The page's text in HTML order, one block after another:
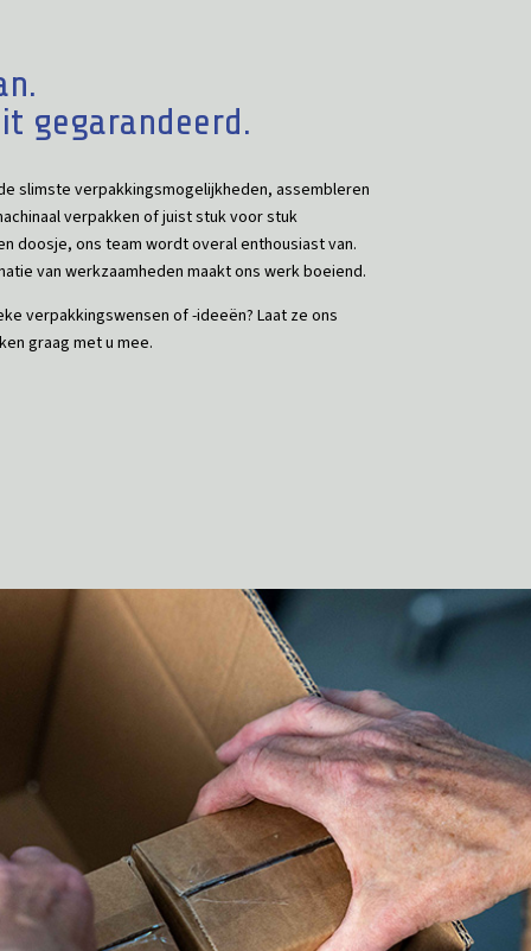
gegarandeerd.
slimste verpakkingsmogelijkheden, assembleren
verpakken of juist stuk voor stuk
doosje, ons team wordt overal enthousiast van.
van werkzaamheden maakt ons werk boeiend.
verpakkingswensen of -ideeën? Laat ze ons
graag met u mee.